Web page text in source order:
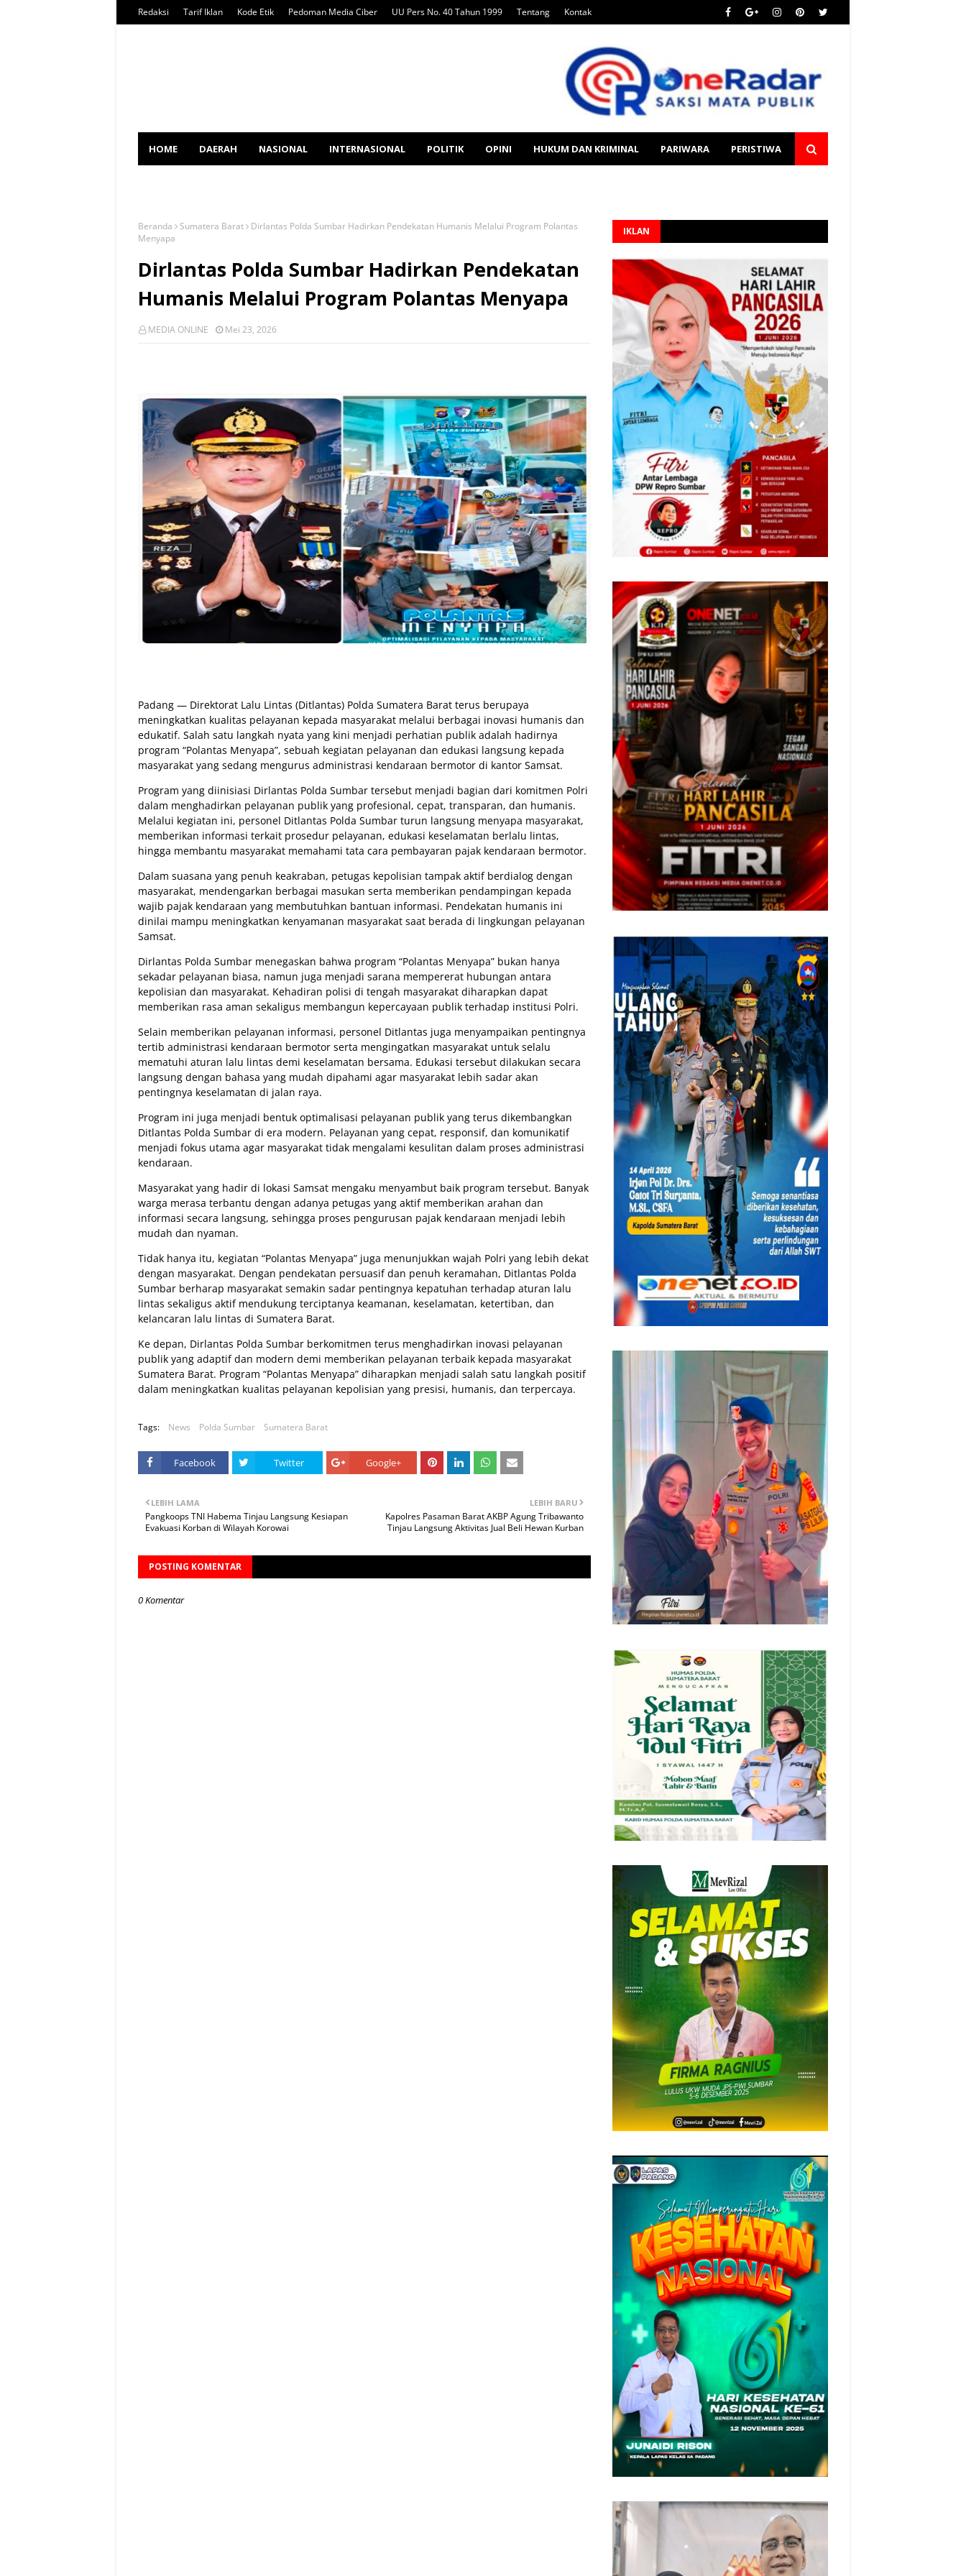
Redaksi Tarif Iklan Kode Etik Pedoman Media Ciber UU Pers No. 40 Tahun 1999 Tentang Kontak
HOME DAERAH NASIONAL INTERNASIONAL POLITIK OPINI HUKUM DAN KRIMINAL PARIWARA PERISTIWA
Beranda Sumatera Barat
Dirlantas Polda Sumbar Hadirkan Pendekatan Humanis Melalui Program Polantas
Menyapa
Dirlantas Polda Sumbar Hadirkan Pendekatan
Humanis Melalui Program Polantas Menyapa
MEDIA ONLINE Mei 23, 2026
Padang — Direktorat Lalu Lintas (Ditlantas) Polda Sumatera Barat terus berupaya
meningkatkan kualitas pelayanan kepada masyarakat melalui berbagai inovasi humanis dan
edukatif. Salah satu langkah nyata yang kini menjadi perhatian publik adalah hadirnya
program “Polantas Menyapa”, sebuah kegiatan pelayanan dan edukasi langsung kepada
masyarakat yang sedang mengurus administrasi kendaraan bermotor di kantor Samsat.
Program yang diinisiasi Dirlantas Polda Sumbar tersebut menjadi bagian dari komitmen Polri
dalam menghadirkan pelayanan publik yang profesional, cepat, transparan, dan humanis.
Melalui kegiatan ini, personel Ditlantas Polda Sumbar turun langsung menyapa masyarakat,
memberikan informasi terkait prosedur pelayanan, edukasi keselamatan berlalu lintas,
hingga membantu masyarakat memahami tata cara pembayaran pajak kendaraan bermotor.
Dalam suasana yang penuh keakraban, petugas kepolisian tampak aktif berdialog dengan
masyarakat, mendengarkan berbagai masukan serta memberikan pendampingan kepada
wajib pajak kendaraan yang membutuhkan bantuan informasi. Pendekatan humanis ini
dinilai mampu meningkatkan kenyamanan masyarakat saat berada di lingkungan pelayanan
Samsat.
Dirlantas Polda Sumbar menegaskan bahwa program “Polantas Menyapa” bukan hanya
sekadar pelayanan biasa, namun juga menjadi sarana mempererat hubungan antara
kepolisian dan masyarakat. Kehadiran polisi di tengah masyarakat diharapkan dapat
memberikan rasa aman sekaligus membangun kepercayaan publik terhadap institusi Polri.
Selain memberikan pelayanan informasi, personel Ditlantas juga menyampaikan pentingnya
tertib administrasi kendaraan bermotor serta mengingatkan masyarakat untuk selalu
mematuhi aturan lalu lintas demi keselamatan bersama. Edukasi tersebut dilakukan secara
langsung dengan bahasa yang mudah dipahami agar masyarakat lebih sadar akan
pentingnya keselamatan di jalan raya.
Program ini juga menjadi bentuk optimalisasi pelayanan publik yang terus dikembangkan
Ditlantas Polda Sumbar di era modern. Pelayanan yang cepat, responsif, dan komunikatif
menjadi fokus utama agar masyarakat tidak mengalami kesulitan dalam proses administrasi
kendaraan.
Masyarakat yang hadir di lokasi Samsat mengaku menyambut baik program tersebut. Banyak
warga merasa terbantu dengan adanya petugas yang aktif memberikan arahan dan
informasi secara langsung, sehingga proses pengurusan pajak kendaraan menjadi lebih
mudah dan nyaman.
Tidak hanya itu, kegiatan “Polantas Menyapa” juga menunjukkan wajah Polri yang lebih dekat
dengan masyarakat. Dengan pendekatan persuasif dan penuh keramahan, Ditlantas Polda
Sumbar berharap masyarakat semakin sadar pentingnya kepatuhan terhadap aturan lalu
lintas sekaligus aktif mendukung terciptanya keamanan, keselamatan, ketertiban, dan
kelancaran lalu lintas di Sumatera Barat.
Ke depan, Dirlantas Polda Sumbar berkomitmen terus menghadirkan inovasi pelayanan
publik yang adaptif dan modern demi memberikan pelayanan terbaik kepada masyarakat
Sumatera Barat. Program “Polantas Menyapa” diharapkan menjadi salah satu langkah positif
dalam meningkatkan kualitas pelayanan kepolisian yang presisi, humanis, dan terpercaya.
Tags: News Polda Sumbar Sumatera Barat
Facebook Twitter Google+
LEBIH BARU
Kapolres Pasaman Barat AKBP Agung Tribawanto
Tinjau Langsung Aktivitas Jual Beli Hewan Kurban
LEBIH LAMA
Pangkoops TNI Habema Tinjau Langsung Kesiapan
Evakuasi Korban di Wilayah Korowai
POSTING KOMENTAR
0 Komentar
IKLAN